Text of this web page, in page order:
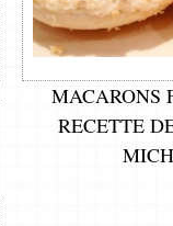
MACARONS
RECETTE